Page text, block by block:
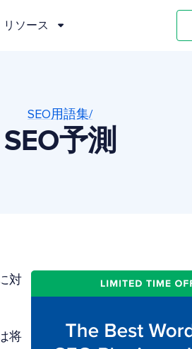
リソース
SEO用語集/
SEO予測
対
将